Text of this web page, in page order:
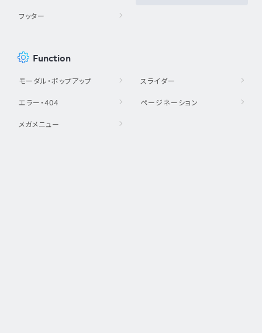
フッター
Function
モーダル・ポップアップ
エラー・404
メガメニュー
スライダー
ページネーション